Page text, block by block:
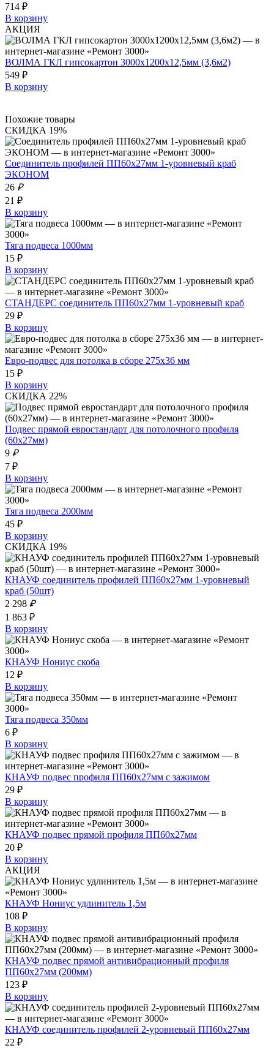
714 ₽
В корзину
АКЦИЯ
ВОЛМА ГКЛ гипсокартон 3000х1200х12,5мм (3,6м2)
549 ₽
В корзину
Похожие товары
СКИДКА 19%
Соединитель профилей ПП60х27мм 1-уровневый краб
ЭКОНОМ
26 ₽
21 ₽
В корзину
Тяга подвеса 1000мм
15 ₽
В корзину
СТАНДЕРС соединитель ПП60x27мм 1-уровневый краб
29 ₽
В корзину
Евро-подвес для потолка в сборе 275x36 мм
15 ₽
В корзину
СКИДКА 22%
Подвес прямой евростандарт для потолочного профиля
(60x27мм)
9 ₽
7 ₽
В корзину
Тяга подвеса 2000мм
45 ₽
В корзину
СКИДКА 19%
КНАУФ соединитель профилей ПП60х27мм 1-уровневый
краб (50шт)
2 298 ₽
1 863 ₽
В корзину
КНАУФ Нониус скоба
12 ₽
В корзину
Тяга подвеса 350мм
6 ₽
В корзину
КНАУФ подвес профиля ПП60х27мм с зажимом
29 ₽
В корзину
КНАУФ подвес прямой профиля ПП60х27мм
20 ₽
В корзину
АКЦИЯ
КНАУФ Нониус удлинитель 1,5м
108 ₽
В корзину
КНАУФ подвес прямой антивибрационный профиля
ПП60х27мм (200мм)
123 ₽
В корзину
КНАУФ соединитель профилей 2-уровневый ПП60х27мм
22 ₽